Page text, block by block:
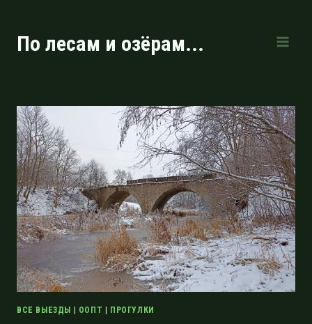
содержимому
По лесам и озёрам...
ВСЕ ВЫЕЗДЫ | ООПТ | ПРОГУЛКИ